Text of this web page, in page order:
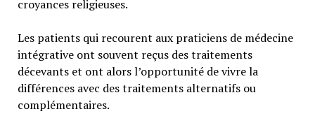
croyances religieuses.
Les patients qui recourent aux praticiens de médecine
intégrative ont souvent reçus des traitements
décevants et ont alors l’opportunité de vivre la
différences avec des traitements alternatifs ou
complémentaires.